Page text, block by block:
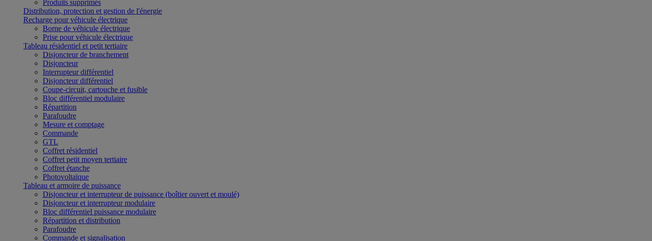
Produits supprimés
Distribution, protection et gestion de l'énergie
Recharge pour véhicule électrique
Borne de véhicule électrique
Prise pour véhicule électrique
Tableau résidentiel et petit tertiaire
Disjoncteur de branchement
Disjoncteur
Interrupteur différentiel
Disjoncteur différentiel
Coupe-circuit, cartouche et fusible
Bloc différentiel modulaire
Répartition
Parafoudre
Mesure et comptage
Commande
GTL
Coffret résidentiel
Coffret petit moyen tertiaire
Coffret étanche
Photovoltaïque
Tableau et armoire de puissance
Disjoncteur et interrupteur de puissance (boîtier ouvert et moulé)
Disjoncteur et interrupteur modulaire
Bloc différentiel puissance modulaire
Répartition et distribution
Parafoudre
Commande et signalisation